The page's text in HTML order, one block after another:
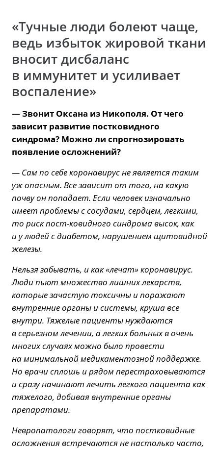
«Тучные люди болеют чаще,
ведь избыток жировой ткани
вносит дисбаланс
в иммунитет и усиливает
воспаление»
— Звонит Оксана из Никополя. От чего
зависит развитие постковидного
синдрома? Можно ли спрогнозировать
появление осложнений?
— Сам по себе коронавирус не является таким
уж опасным. Все зависит от того, на какую
почву он попадает. Если человек изначально
имеет проблемы с сосудами, сердцем, легкими,
то риск пост-ковидного синдрома высок, как
и у людей с диабетом, нарушением щитовидной
железы.
Нельзя забывать, и как «лечат» коронавирус.
Люди пьют множество лишних лекарств,
которые зачастую токсичны и поражают
внутренние органы и системы, круша все
внутри. Тяжелые пациенты нуждаются
в серьезном лечении, а легких больных в очень
многих случаях можно было провести
на минимальной медикаментозной поддержке.
Но врачи сплошь и рядом перестраховываются
и сразу начинают лечить легкого пациента как
тяжелого, добивая внутренние органы
препаратами.
Невропатологи говорят, что постковидные
осложнения встречаются не настолько часто,